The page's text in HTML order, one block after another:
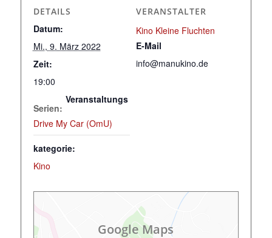
DETAILS
Datum:
Mi., 9. März 2022
Zeit:
19:00
Serien:
Drive My Car (OmU)
Veranstaltungs
kategorie:
Kino
VERANSTALTER
Kino Kleine Fluchten
E-Mail
info@manukino.de
Google Maps